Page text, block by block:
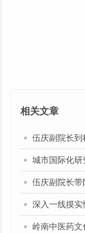
相关文章
伍庆副院长
伍庆副院长带